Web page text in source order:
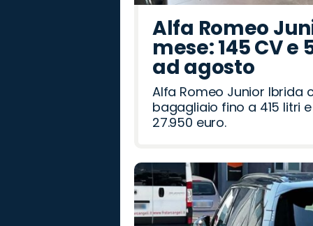
Alfa Romeo
mese: 145 CV
ad agosto
Alfa Romeo Junior Ibrida
bagagliaio fino a 415 litri
27.950 euro.